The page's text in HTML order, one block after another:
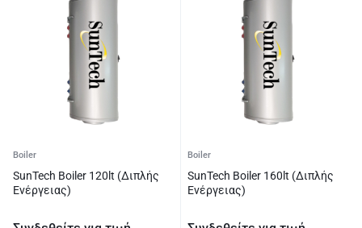
Boiler
SunTech Boiler 120lt (Διπλής
Ενέργειας)
Boiler
SunTech Boiler 160lt (Διπλής
Ενέργειας)